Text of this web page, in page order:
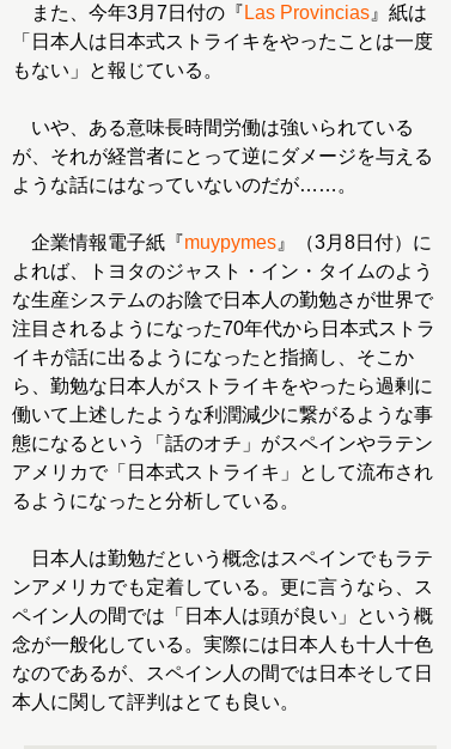
また、今年3月7日付の『 Las Provincias 』紙は
「日本人は日本式ストライキをやったことは一度
もない」と報じている。
いや、ある意味長時間労働は強いられている
が、それが経営者にとって逆にダメージを与える
ような話にはなっていないのだが……。
企業情報電子紙『muypymes 』（3月8日付）に
よれば、トヨタのジャスト・イン・タイムのよう
な生産システムのお陰で日本人の勤勉さが世界で
注目されるようになった70年代から日本式ストラ
イキが話に出るようになったと指摘し、そこか
ら、勤勉な日本人がストライキをやったら過剰に
働いて上述したような利潤減少に繋がるような事
態になるという「話のオチ」がスペインやラテン
アメリカで「日本式ストライキ」として流布され
るようになったと分析している。
日本人は勤勉だという概念はスペインでもラテ
ンアメリカでも定着している。更に言うなら、ス
ペイン人の間では「日本人は頭が良い」という概
念が一般化している。実際には日本人も十人十色
なのであるが、スペイン人の間では日本そして日
本人に関して評判はとても良い。